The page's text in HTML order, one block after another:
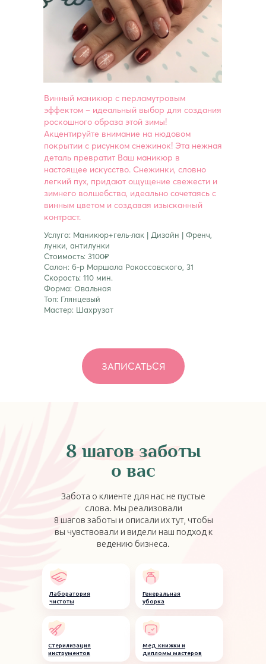
Услуга: Маникюр+гель-лак | Дизайн | Френч,
лунки, антилунки
Стоимость: 3100₽
Салон: б-р Маршала Рокоссовского, 31
Скорость: 110 мин.
Форма: Овальная
Топ: Глянцевый
Мастер: Шахрузат
Винный маникюр с перламутровым
эффектом – идеальный выбор для создания
роскошного образа этой зимы!
Акцентируйте внимание на нюдовом
покрытии с рисунком снежинок! Эта нежная
деталь превратит Ваш маникюр в
настоящее искусство. Снежинки, словно
легкий пух, придают ощущение свежести и
зимнего волшебства, идеально сочетаясь с
винным цветом и создавая изысканный
контраст.
ЗАПИСАТЬСЯ
8 шагов заботы
о вас
Забота о клиенте для нас не пустые
слова. Мы реализовали
8 шагов заботы и описали их тут, чтобы
вы чувствовали и видели наш подход к
ведению бизнеса.
Лаборатория
чистоты
Генеральная
уборка
Стерилизация
инструментов
Мед.книжки и
дипломы мастеров